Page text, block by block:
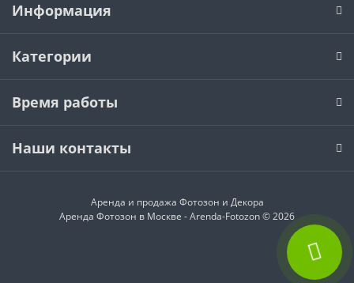
Информация
Категории
Время работы
Наши контакты
Аренда и продажа Фотозон и Декора
Аренда Фотозон в Москве - Arenda-Fotozon © 2026